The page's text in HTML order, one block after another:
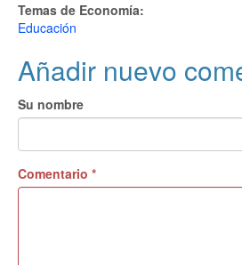
Temas de Economía:
Educación
Añadir nuevo
Su nombre
Comentario *